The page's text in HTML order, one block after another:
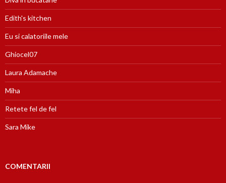
Edith's kitchen
Eu si calatoriile mele
Ghiocel07
Laura Adamache
Miha
Retete fel de fel
Sara Mike
COMENTARII